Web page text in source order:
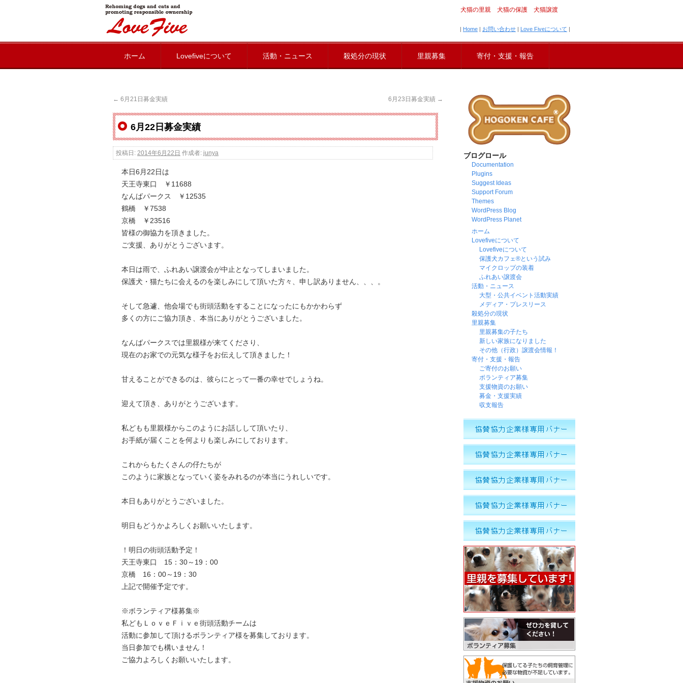
lovefive
犬猫の里親 犬猫の保護 犬猫譲渡
| Home | お問い合わせ | Love Fiveについて |
ホーム Lovefiveについて 活動・ニュース 殺処分の現状 里親募集 寄付・支援・報告
← 6月21日募金実績 6月23日募金実績 →
6月22日募金実績
投稿日: 2014年6月22日 作成者: junya
本日6月22日は
天王寺東口 ￥11688
なんばパークス ￥12535
鶴橋 ￥7538
京橋 ￥23516
皆様の御協力を頂きました。
ご支援、ありがとうございます。
本日は雨で、ふれあい譲渡会が中止となってしまいました。
保護犬・猫たちに会えるのを楽しみにして頂いた方々、申し訳ありません、、、。
そして急遽、他会場でも街頭活動をすることになったにもかかわらず
多くの方にご協力頂き、本当にありがとうございました。
なんばパークスでは里親様が来てくださり、
現在のお家での元気な様子をお伝えして頂きました！
甘えることができるのは、彼らにとって一番の幸せでしょうね。
迎えて頂き、ありがとうございます。
私どもも里親様からこのようにお話しして頂いたり、
お手紙が届くことを何よりも楽しみにしております。
これからもたくさんの仔たちが
このように家族となっていく姿をみれるのが本当にうれしいです。
本日もありがとうございました。
明日もどうかよろしくお願いいたします。
！明日の街頭活動予定！
天王寺東口 15：30～19：00
京橋 16：00～19：30
上記で開催予定です。
※ボランティア様募集※
私どもＬｏｖｅＦｉｖｅ街頭活動チームは
活動に参加して頂けるボランティア様を募集しております。
当日参加でも構いません！
ご協力よろしくお願いいたします。
ブログロール
Documentation
Plugins
Suggest Ideas
Support Forum
Themes
WordPress Blog
WordPress Planet
ホーム
Lovefiveについて
Lovefiveについて
保護犬カフェ®という試み
マイクロップの装着
ふれあい譲渡会
活動・ニュース
大型・公共イベント活動実績
メディア・プレスリース
殺処分の現状
里親募集
里親募集の子たち
新しい家族になりました
その他（行政）譲渡会情報！
寄付・支援・報告
ご寄付のお願い
ボランティア募集
支援物資のお願い
募金・支援実績
収支報告